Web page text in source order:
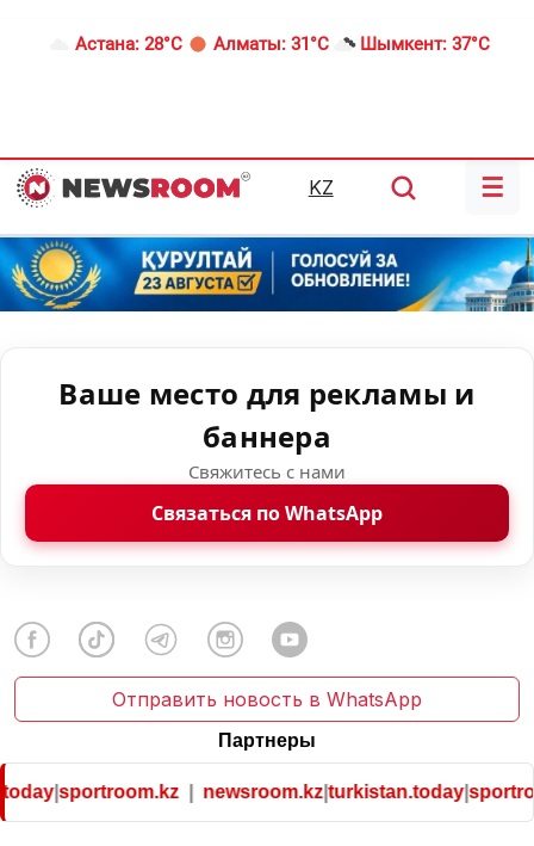
Астана: 28°C Алматы: 31°C Шымкент: 37°C
KZ ☰
Ваше место для рекламы и
баннера
Свяжитесь с нами
Связаться по WhatsApp
Отправить новость в WhatsApp
Партнеры
|sportroom.kz| newsroom.kz|turkistan.today|